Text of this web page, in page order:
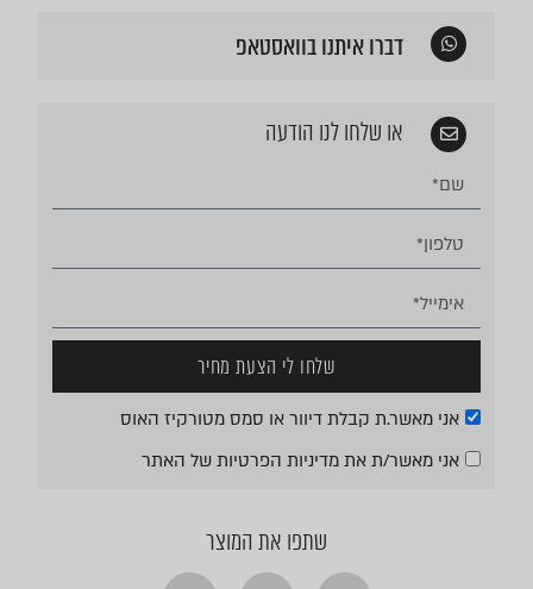
דברו איתנו בוואסטאפ
או שלחו לנו הודעה
אני מאשר.ת קבלת דיוור או סמס מטורקיז האוס
אני מאשר/ת את מדיניות הפרטיותשל האתר
שלחו לי הצעת מחיר
שתפו את המוצר